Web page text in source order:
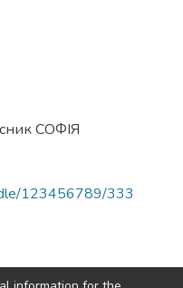
СОФІЯ
123456789/333